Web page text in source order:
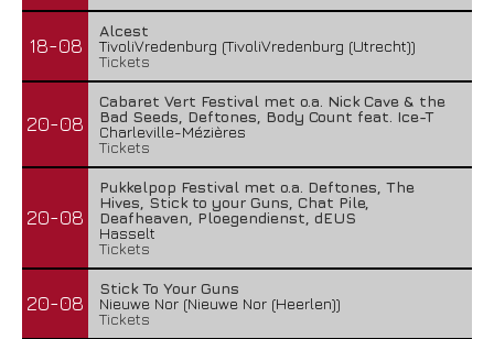
18-08
Alcest
TivoliVredenburg (TivoliVredenburg (Utrecht))
Tickets
20-08
Cabaret Vert Festival met o.a. Nick Cave & the
Bad Seeds, Deftones, Body Count feat. Ice-T
Charleville-Mézières
Tickets
20-08
Pukkelpop Festival met o.a. Deftones, The
Hives, Stick to your Guns, Chat Pile,
Deafheaven, Ploegendienst, dEUS
Hasselt
Tickets
20-08
Stick To Your Guns
Nieuwe Nor (Nieuwe Nor (Heerlen))
Tickets